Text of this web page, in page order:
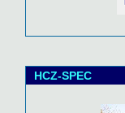
HCZ-SPEC